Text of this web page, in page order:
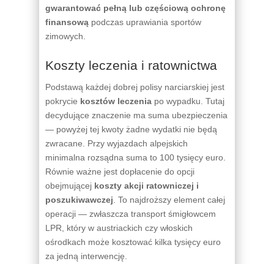
gwarantować pełną lub częściową ochronę
finansową podczas uprawiania sportów
zimowych.
Koszty leczenia i ratownictwa
Podstawą każdej dobrej polisy narciarskiej jest
pokrycie kosztów leczenia po wypadku. Tutaj
decydujące znaczenie ma suma ubezpieczenia
— powyżej tej kwoty żadne wydatki nie będą
zwracane. Przy wyjazdach alpejskich
minimalna rozsądna suma to 100 tysięcy euro.
Równie ważne jest dopłacenie do opcji
obejmującej koszty akcji ratowniczej i
poszukiwawczej . To najdroższy element całej
operacji — zwłaszcza transport śmigłowcem
LPR, który w austriackich czy włoskich
ośrodkach może kosztować kilka tysięcy euro
za jedną interwencję.